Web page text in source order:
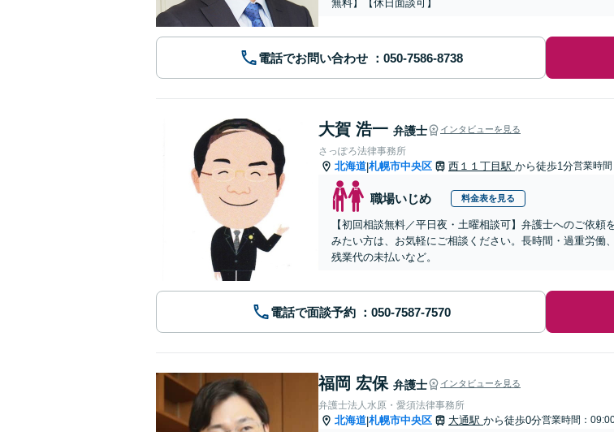
無料】【休日面談可】
電話でお問い合わせ
大賀 浩一 弁護士 インタビューを見る
さっぽろ法律事務所
北海道|札幌市中央区 西１１丁目駅 から徒歩1分営業時間
職場いじめ 料金表を見る
【初回相談無料／平日夜・土曜相談可】弁護士へのご依
みたい方は、お気軽にご相談ください。長時間・過重労働
残業代の未払いなど。
電話で面談予約
福岡 宏保 弁護士 インタビューを見る
弁護士法人水原・愛須法律事務所
北海道|札幌市中央区 大通駅 から徒歩0分営業時間：